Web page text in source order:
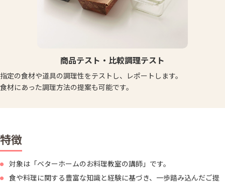
商品テスト・比較調理テスト
指定の食材や道具の調理性をテストし、レポートします。
食材にあった調理方法の提案も可能です。
特徴
対象は「ベターホームのお料理教室の講師」です。
食や料理に関する豊富な知識と経験に基づき、一歩踏み込んだご提